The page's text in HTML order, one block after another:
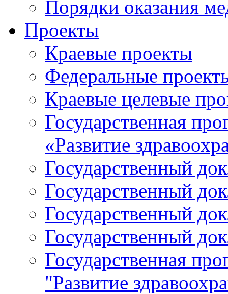
Порядки оказания
Проекты
Краевые проекты
Федеральные
Краевые целевые
Государственная
«Развитие
Государственный
Государственный
Государственный
Государственный
Государственная
"Развитие